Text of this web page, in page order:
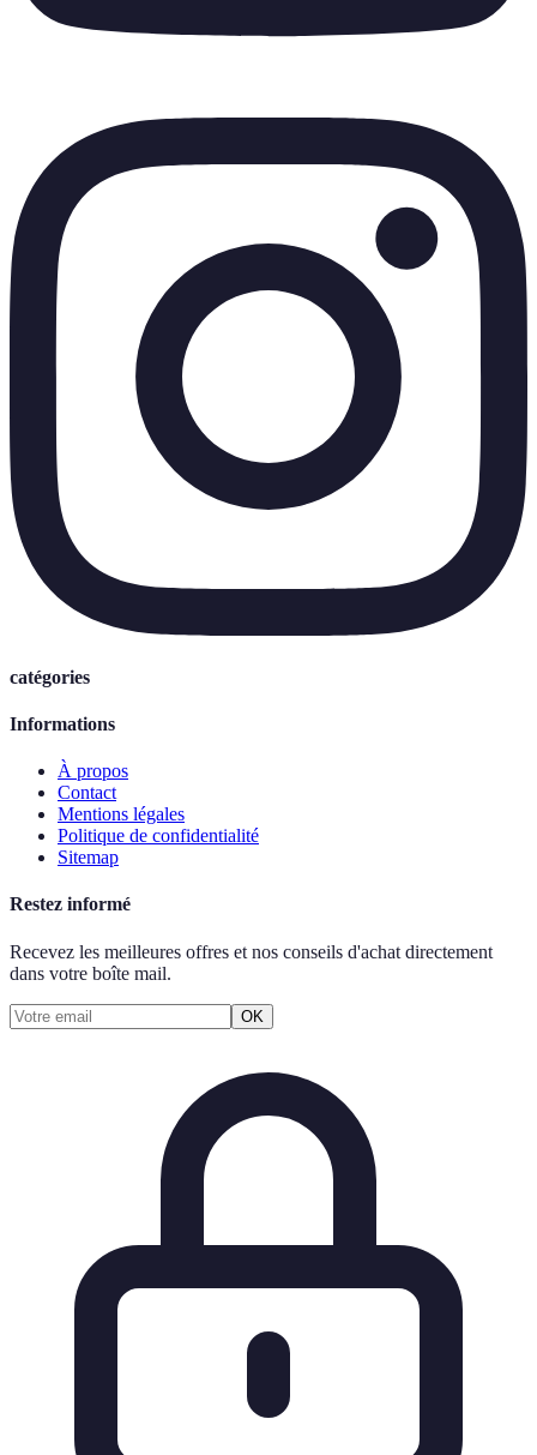
catégories
Informations
À propos
Contact
Mentions légales
Politique de confidentialité
Sitemap
Restez informé
Recevez les meilleures offres et nos conseils d'achat directement
dans votre boîte mail.
OK